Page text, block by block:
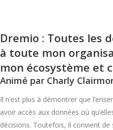
Dremio : Toutes les
à toute mon
mon écosystème et
Animé par Charly
Il n’est plus à démontrer que
avoir accès aux données où
décisions. Toutefois, il convient de